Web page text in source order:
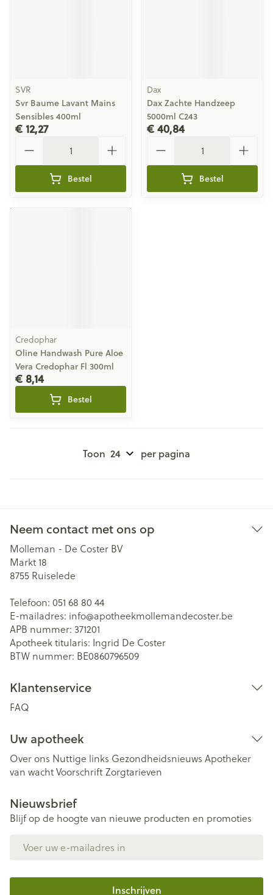
SVR
Svr Baume Lavant Mains
Sensibles 400ml
€ 12,27
Bestel
Dax
Dax Zachte Handzeep
5000ml C243
€ 40,84
Bestel
Credophar
Oline Handwash Pure Aloe
Vera Credophar Fl 300ml
€ 8,14
Bestel
Toon per pagina
Neem contact met ons op
Molleman - De Coster BV
Markt 18
8755 Ruiselede
Telefoon: 051 68 80 44
E-mailadres: info@apotheekmollemandecoster.be
APB nummer: 371201
Apotheek titularis: Ingrid De Coster
BTW nummer: BE0860796509
Klantenservice
FAQ
Uw apotheek
Over ons Nuttige links Gezondheidsnieuws Apotheker
van wachtVoorschriftZorgtarieven
Nieuwsbrief
Blijf op de hoogte van nieuwe producten en promoties
Inschrijven